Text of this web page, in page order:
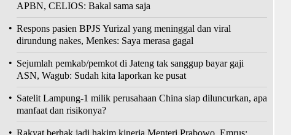
APBN, CELIOS: Bakal sama saja
• Respons pasien BPJS Yurizal yang meninggal dan viral
dirundung nakes, Menkes: Saya merasa gagal
• Sejumlah pemkab/pemkot di Jateng tak sanggup bayar gaji
ASN, Wagub: Sudah kita laporkan ke pusat
• Satelit Lampung-1 milik perusahaan China siap diluncurkan, apa
manfaat dan risikonya?
• Rakyat berhak jadi hakim kinerja Menteri Prabowo, Emrus: